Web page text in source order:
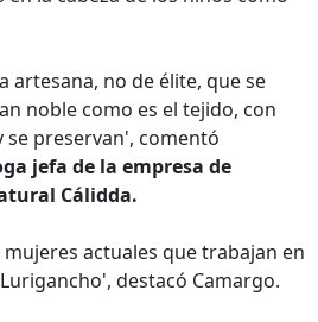
artesana, no de élite, que se
noble como es el tejido, con
se preservan', comentó
jefa de la empresa de
Cálidda.
actuales que trabajan en
destacó Camargo.